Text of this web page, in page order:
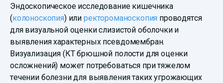
Эндоскопическое исследование кишечника
(колоноскопия) или ректороманоскопия проводятся
для визуальной оценки слизистой оболочки и
выявления характерных псевдомембран.
Визуализация (КТ брюшной полости для оценки
осложнений) может потребоваться при тяжелом
течении болезни для выявления таких угрожающих